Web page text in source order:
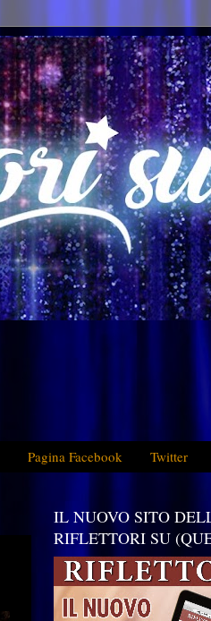
Pagina Facebook Twitter
IL NUOVO SITO
RIFLETTORI SU